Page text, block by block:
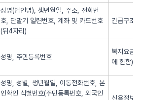
성명(법인명), 생년월일, 주소, 전화번
호, 단말기 일련번호, 계좌 및 카드번호
(뒤4자리)
긴급구조(
성명, 주민등록번호
복지요금
에 한함)
성명, 성별, 생년월일, 이동전화번호, 본
인확인 식별번호(주민등록번호, 외국인
신용정보